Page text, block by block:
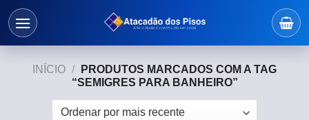
Skip
INÍCIO /
PRODUTOS MARCADOS COM A TAG
“SEMIGRES PARA BANHEIRO”